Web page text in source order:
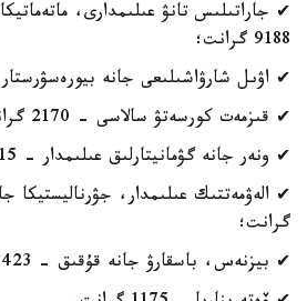
✔ جاراتىلىس تانۋ عىلىمدارى،
9188 گرانت؛
✔ اۋىل شارۋاشىلىعى جانە بيورەسۋرستار - 2515
✔ قىزمەت كورسەتۋ سالاسى - 2170 گرانت؛
✔ ونەر جانە گۋمانيتارلىق عىلىمدار - 1915 گرانت؛
گرانت؛
✔ بيزنەس، باسقارۋ جانە قۇقىق - 1423 گرانت؛